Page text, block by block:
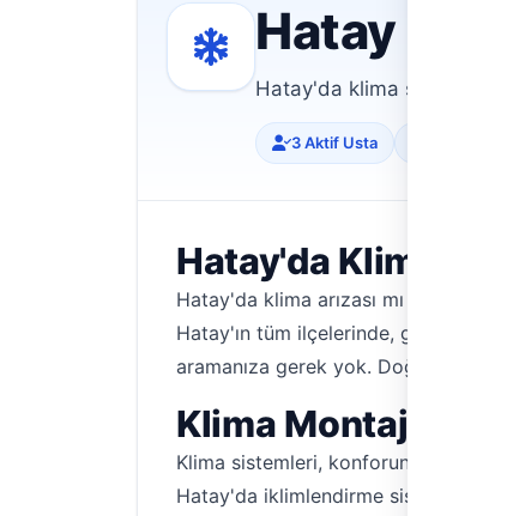
Hatay
Hatay'da klima servisi mi
3 Aktif Usta
Hatay'da Klima
Hatay'da klima arızası mı var, yeni
Hatay'ın tüm ilçelerinde, güvenilir ve
aramanıza gerek yok. Doğrulanmış
Klima Montaj,
Klima sistemleri, konforunuzun
Hatay'da iklimlendirme